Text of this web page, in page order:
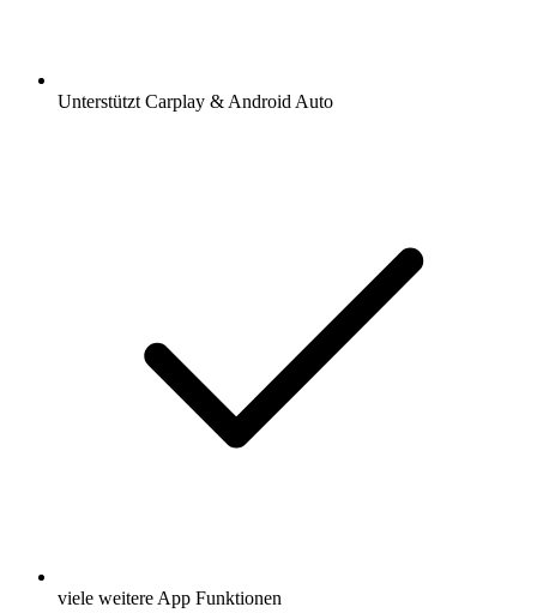
Unterstützt Carplay & Android Auto
viele weitere App Funktionen